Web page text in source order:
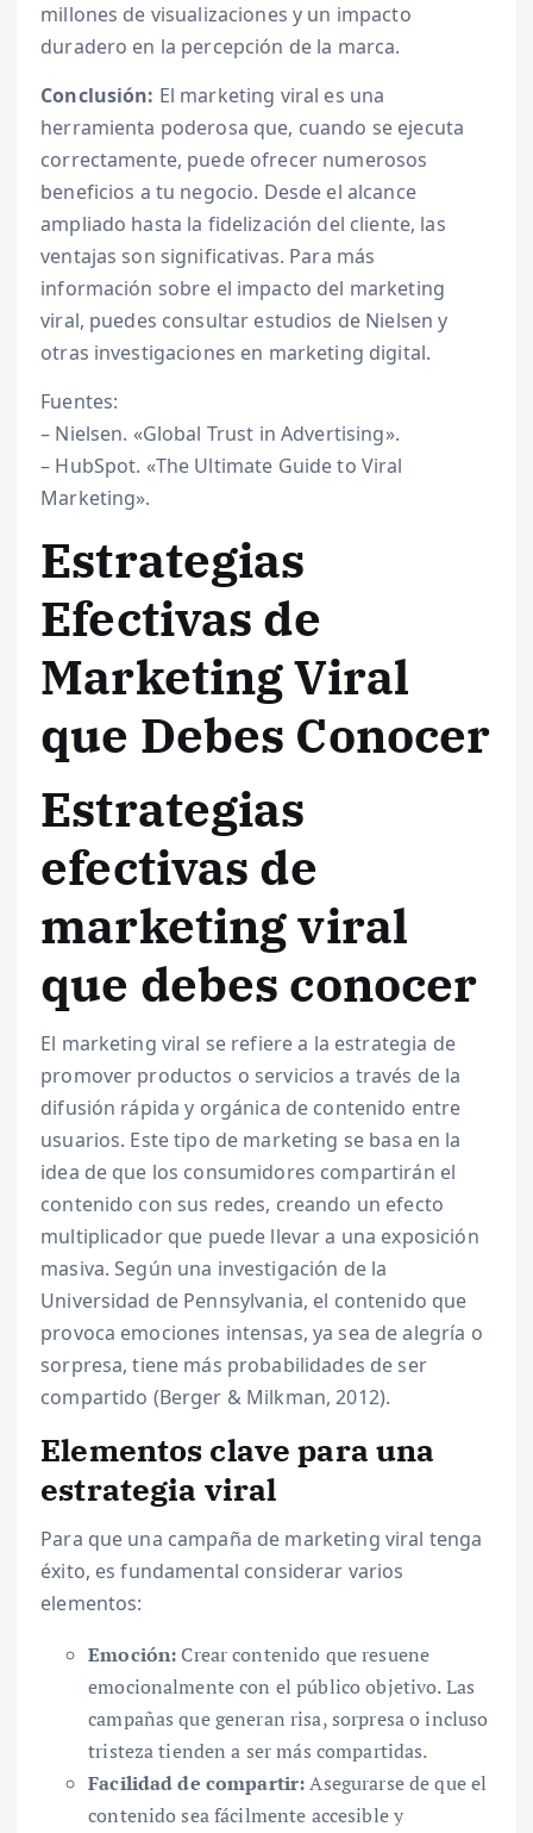
millones de visualizaciones y un impacto
duradero en la percepción de la marca.
Conclusión: El marketing viral es una
herramienta poderosa que, cuando se ejecuta
correctamente, puede ofrecer numerosos
beneficios a tu negocio. Desde el alcance
ampliado hasta la fidelización del cliente, las
ventajas son significativas. Para más
información sobre el impacto del marketing
viral, puedes consultar estudios de Nielsen y
otras investigaciones en marketing digital.
Fuentes:
– Nielsen. «Global Trust in Advertising».
– HubSpot. «The Ultimate Guide to Viral
Marketing».
Estrategias
Efectivas de
Marketing Viral
que Debes Conocer
Estrategias
efectivas de
marketing viral
que debes conocer
El marketing viral se refiere a la estrategia de
promover productos o servicios a través de la
difusión rápida y orgánica de contenido entre
usuarios. Este tipo de marketing se basa en la
idea de que los consumidores compartirán el
contenido con sus redes, creando un efecto
multiplicador que puede llevar a una exposición
masiva. Según una investigación de la
Universidad de Pennsylvania, el contenido que
provoca emociones intensas, ya sea de alegría o
sorpresa, tiene más probabilidades de ser
compartido (Berger & Milkman, 2012).
Elementos clave para una
estrategia viral
Para que una campaña de marketing viral tenga
éxito, es fundamental considerar varios
elementos:
Emoción: Crear contenido que resuene
emocionalmente con el público objetivo. Las
campañas que generan risa, sorpresa o incluso
tristeza tienden a ser más compartidas.
Facilidad de compartir:Asegurarse de que el
contenido sea fácilmente accesible y